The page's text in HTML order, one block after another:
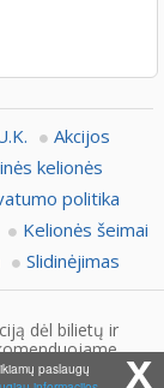
Akcijos
kelionės
politika
Kelionės šeimai
Slidinėjimas
dėl bilietų ir
x
paslaugų